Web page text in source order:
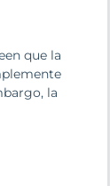
que la
la